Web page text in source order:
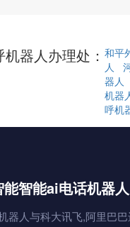
器人办理处： 和平
人
器人
机器
呼机
智能ai电话机器人
器人与科大讯飞,阿里巴